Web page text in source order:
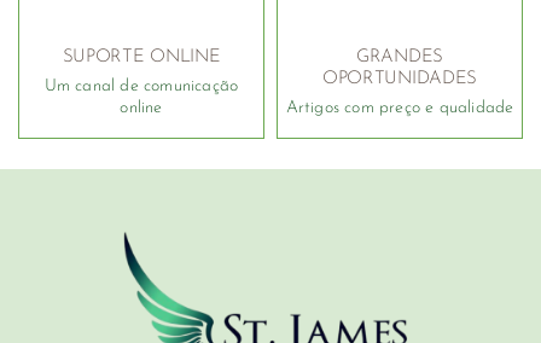
SUPORTE ONLINE
Um canal de comunicação
online
GRANDES
OPORTUNIDADES
Artigos com preço e qualidade